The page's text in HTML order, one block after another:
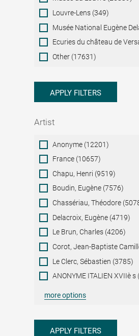
display
Louvre-Lens (349)
Musée National Eugène
Ecuries du château de
Other (17631)
APPLY FILTERS
Artist
ArtistAnonyme (12201)
France (10657)
Chapu, Henri (9519)
Boudin, Eugène (7576)
Chassériau, Théodore
Delacroix, Eugène (4719)
Le Brun, Charles (4206)
Corot, Jean-Baptiste
Le Clerc, Sébastien (3785)
ANONYME ITALIEN XVIIè s
more options
APPLY FILTERS